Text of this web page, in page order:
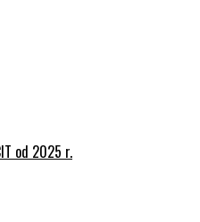
od 2025 r.